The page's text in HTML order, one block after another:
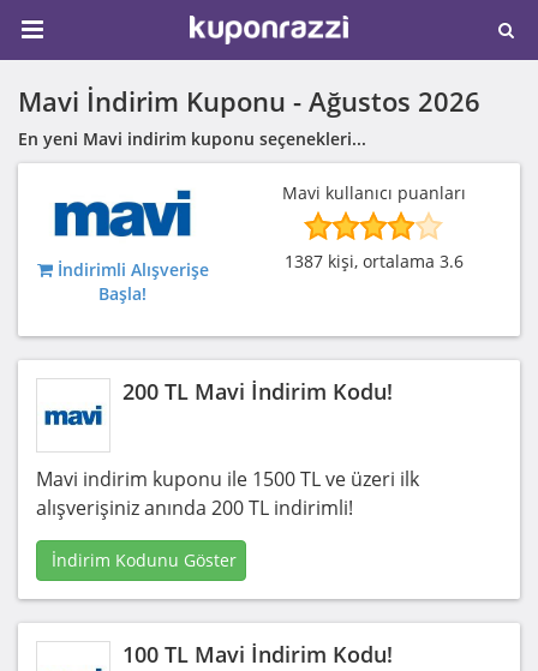
Mavi İndirim Kuponu - Ağustos 2026
En yeni Mavi indirim kuponu seçenekleri...
İndirimli Alışverişe
Başla!
Mavi kullanıcı puanları
1387 kişi, ortalama 3.6
200 TL Mavi İndirim Kodu!
Mavi indirim kuponu ile 1500 TL ve üzeri ilk
alışverişiniz anında 200 TL indirimli!
İndirim Kodunu Göster
100 TL Mavi İndirim Kodu!